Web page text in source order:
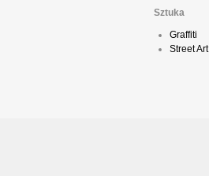
Sztuka
Graffiti
Street Art